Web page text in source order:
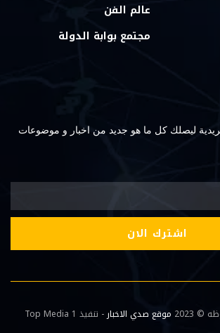
عالم الفن
مجتمع بوابة الدولة
ليصلك كل ما هو جديد من اخبار و موضوعات
2023 موقع صدي الاخبار - تنفيذ Top Media 1